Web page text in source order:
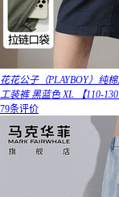
花花公子（PLAYBOY）纯
工装裤 黑蓝色 XL 【110-130
79条评价